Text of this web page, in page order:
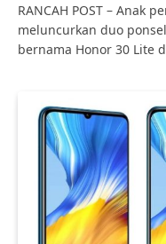
RANCAH POST – Anak
meluncurkan duo
bernama Honor 30 Lite